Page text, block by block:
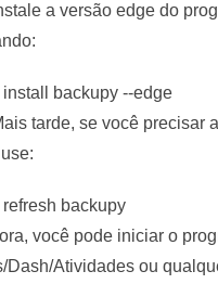
a versão edge do
backupy --edge
tarde, se você precisar
backupy
você pode iniciar o
Dash/Atividades ou